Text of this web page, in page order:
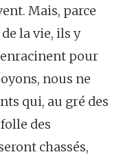
Mais, parce
la vie, ils y
pour
nous ne
qui, au gré des
des
chassés,